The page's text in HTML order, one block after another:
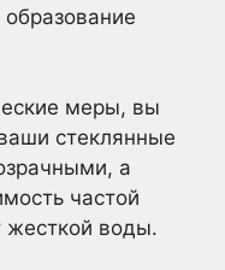
меры, вы
стеклянные
а
частой
жесткой воды.